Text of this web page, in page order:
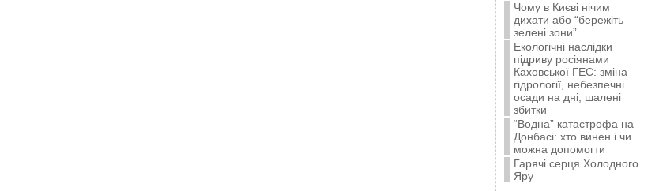
Чому в Києві нічим
дихати або “бережіть
зелені зони”
Екологічні наслідки
підриву росіянами
Каховської ГЕС: зміна
гідрології, небезпечні
осади на дні, шалені
збитки
“Водна” катастрофа на
Донбасі: хто винен і чи
можна допомогти
Гарячі серця Холодного
Яру